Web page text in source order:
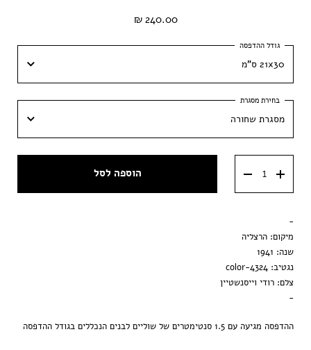
240.00 ₪
21x30 ס"מ
21x30 ס"מ
30x42 ס״מ
40x60 ס״מ
50x70 ס״מ
מסגרת שחורה
מסגרת ענבר
הדפסה בלבד
הוספה לסל
-
מיקום: הרצליה
שנה: 1941
נגטיב: 4324-color
צלם: רודי וייסנשטיין
-
ההדפסה מגיעה עם 1.5 סנטימטרים של שוליים לבנים הנכללים בגודל ההדפסה